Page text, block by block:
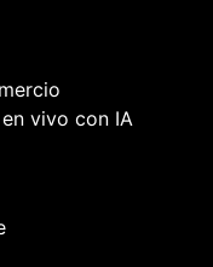
vivo con IA